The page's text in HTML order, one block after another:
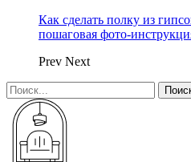
Как сделать полку из
пошаговая фото-
Prev Next